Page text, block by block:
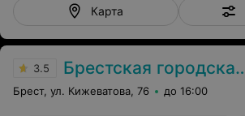
Карта
3.5 Брестская городская больница № 1
Брест, ул. Кижеватова, 76 до 16:00